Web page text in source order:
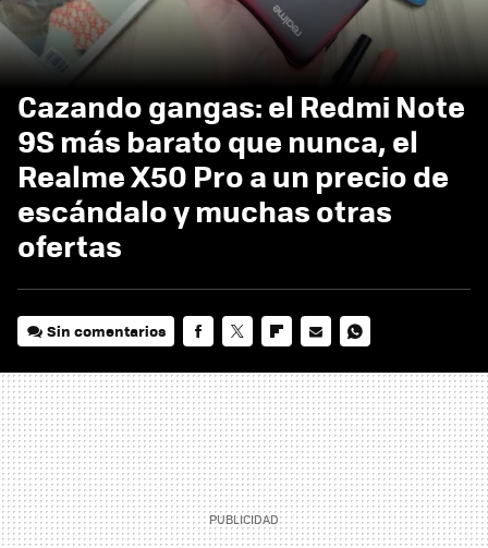
Cazando gangas: el Redmi Note
9S más barato que nunca, el
Realme X50 Pro a un precio de
escándalo y muchas otras
ofertas
Sin comentarios
MAIL